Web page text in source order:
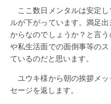
ここ数日メンタルは安定
ルが下がっています。満足
からなのでしょうか？と言
や私生活面での面倒事等の
ているのだと思います。
ユウキ様から朝の挨拶メ
セージを返します。